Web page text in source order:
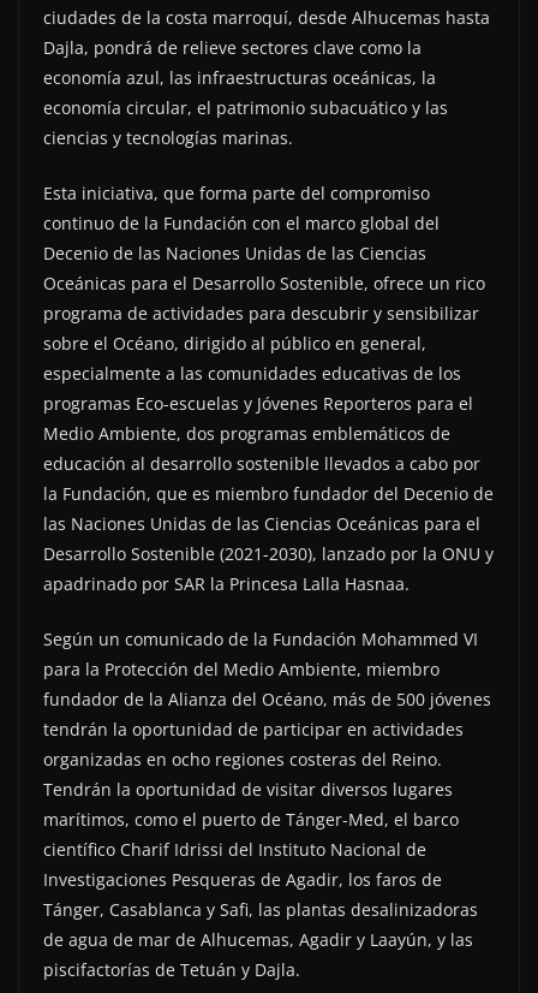
ciudades de la costa marroquí, desde Alhucemas hasta
Dajla, pondrá de relieve sectores clave como la
economía azul, las infraestructuras oceánicas, la
economía circular, el patrimonio subacuático y las
ciencias y tecnologías marinas.
Esta iniciativa, que forma parte del compromiso
continuo de la Fundación con el marco global del
Decenio de las Naciones Unidas de las Ciencias
Oceánicas para el Desarrollo Sostenible, ofrece un rico
programa de actividades para descubrir y sensibilizar
sobre el Océano, dirigido al público en general,
especialmente a las comunidades educativas de los
programas Eco-escuelas y Jóvenes Reporteros para el
Medio Ambiente, dos programas emblemáticos de
educación al desarrollo sostenible llevados a cabo por
la Fundación, que es miembro fundador del Decenio de
las Naciones Unidas de las Ciencias Oceánicas para el
Desarrollo Sostenible (2021-2030), lanzado por la ONU y
apadrinado por SAR la Princesa Lalla Hasnaa.
Según un comunicado de la Fundación Mohammed VI
para la Protección del Medio Ambiente, miembro
fundador de la Alianza del Océano, más de 500 jóvenes
tendrán la oportunidad de participar en actividades
organizadas en ocho regiones costeras del Reino.
Tendrán la oportunidad de visitar diversos lugares
marítimos, como el puerto de Tánger-Med, el barco
científico Charif Idrissi del Instituto Nacional de
Investigaciones Pesqueras de Agadir, los faros de
Tánger, Casablanca y Safi, las plantas desalinizadoras
de agua de mar de Alhucemas, Agadir y Laayún, y las
piscifactorías de Tetuán y Dajla.